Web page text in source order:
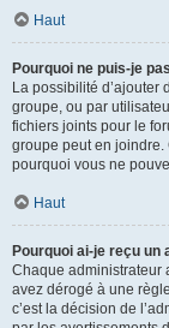
Haut
Pourquoi ne puis-je
La possibilité d’ajouter
groupe, ou par
fichiers joints pour le
groupe peut en joindre.
pourquoi vous ne
Haut
Pourquoi ai-je reçu un
Chaque administrateur
avez dérogé à une
c’est la décision de